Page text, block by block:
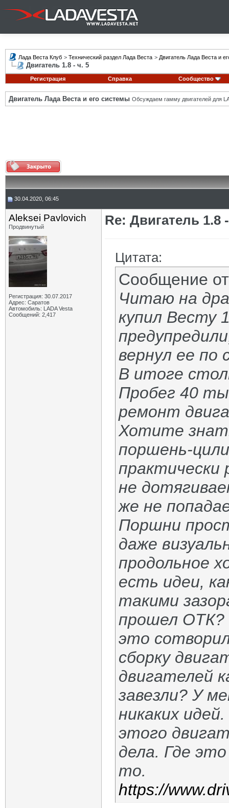
Лада Веста Клуб > Технический раздел Лада Веста > Двигатель Лада Веста и
Двигатель 1.8 - ч. 5
Регистрация Справка Сообщество
Двигатель Лада Веста и его системы Обсуждаем гамму двигателей для
30.04.2020, 06:45
Aleksei Pavlovich
Продвинутый
Регистрация: 30.07.2017
Адрес: Саратов
Автомобиль: LADA Vesta
Сообщений: 2,417
Re: Двигатель 1.8
Цитата:
Сообщение
Читаю на
купил Весту
вернул ее по
В итоге
Пробег 40
ремонт
Хотите
поршень-
практически
не
же не
Поршни
даже
продольное
есть идеи,
такими
прошел ОТК?
это
сборку
двигателей
завезли? У
никаких
этого
дела. Где
то.
https://